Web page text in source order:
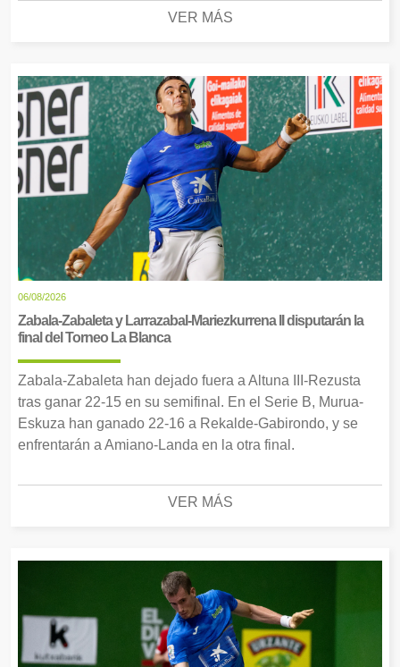
VER MÁS
06/08/2026
Zabala-Zabaleta y Larrazabal-Mariezkurrena II disputarán la
final del Torneo La Blanca
Zabala-Zabaleta han dejado fuera a Altuna III-Rezusta
tras ganar 22-15 en su semifinal. En el Serie B, Murua-
Eskuza han ganado 22-16 a Rekalde-Gabirondo, y se
enfrentarán a Amiano-Landa en la otra final.
VER MÁS